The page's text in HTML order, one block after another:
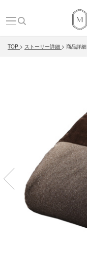
TOP ストーリー詳細 商品詳細